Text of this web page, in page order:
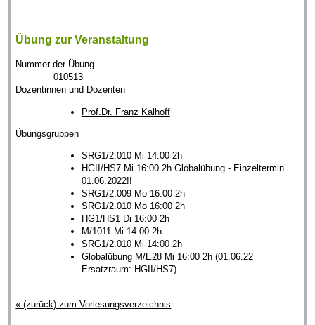
Übung zur Veranstaltung
Nummer der Übung
010513
Dozentinnen und Dozenten
Prof.Dr. Franz Kalhoff
Übungsgruppen
SRG1/2.010 Mi 14:00 2h
HGII/HS7 Mi 16:00 2h Globalübung - Einzeltermin
01.06.2022!!
SRG1/2.009 Mo 16:00 2h
SRG1/2.010 Mo 16:00 2h
HG1/HS1 Di 16:00 2h
M/1011 Mi 14:00 2h
SRG1/2.010 Mi 14:00 2h
Globalübung M/E28 Mi 16:00 2h (01.06.22
Ersatzraum: HGII/HS7)
« (zurück) zum Vorlesungsverzeichnis